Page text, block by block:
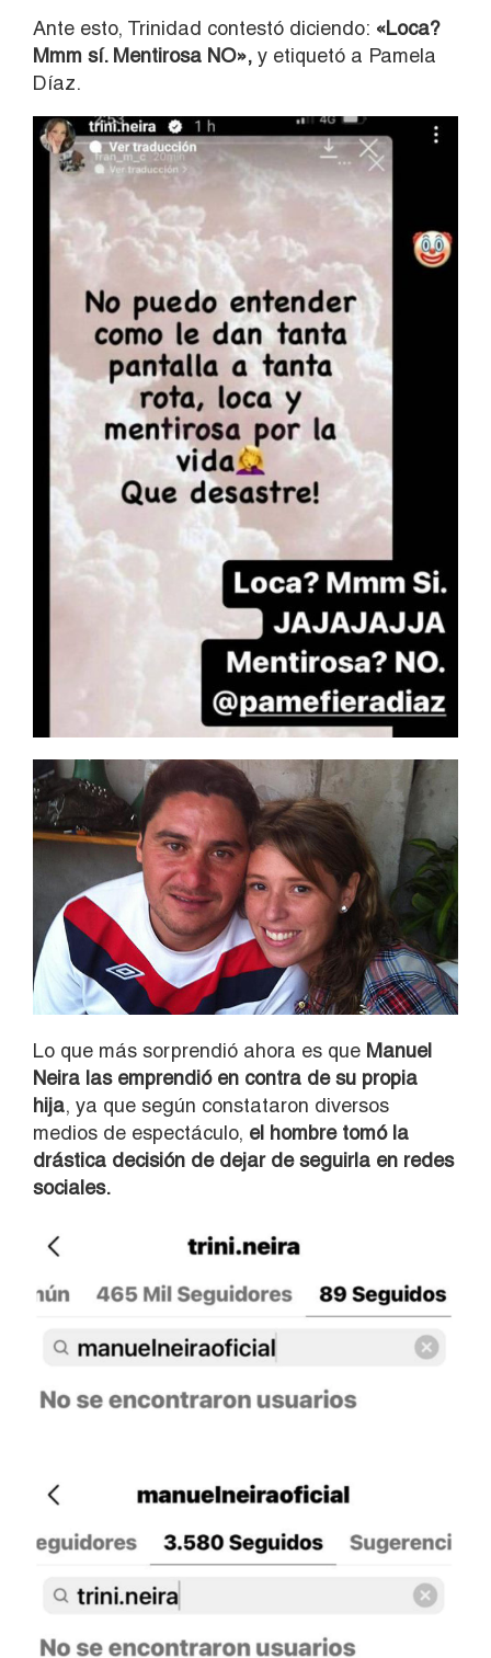
Ante esto, Trinidad contestó diciendo: «Loca?
Mmm sí. Mentirosa NO», y etiquetó a Pamela
Díaz.
Lo que más sorprendió ahora es que Manuel
Neira las emprendió en contra de su propia
hija, ya que según constataron diversos
medios de espectáculo, el hombre tomó la
drástica decisión de dejar de seguirla en redes
sociales.